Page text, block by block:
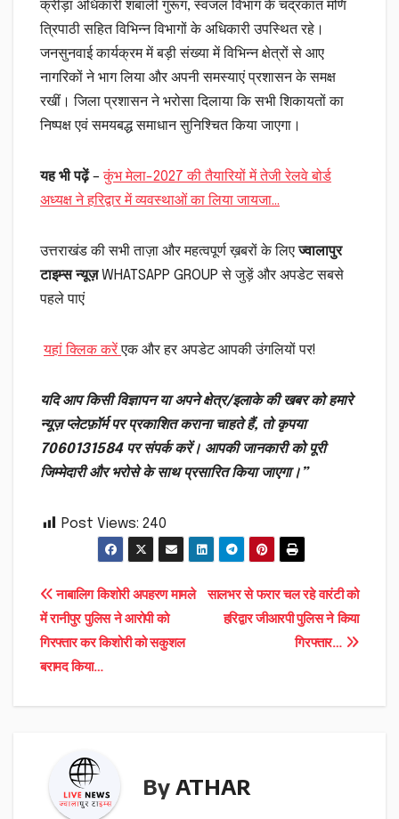
क्रीड़ा अधिकारी शबाली गुरूंग, स्वजल विभाग के चंद्रकांत मणि
त्रिपाठी सहित विभिन्न विभागों के अधिकारी उपस्थित रहे।
जनसुनवाई कार्यक्रम में बड़ी संख्या में विभिन्न क्षेत्रों से आए
नागरिकों ने भाग लिया और अपनी समस्याएं प्रशासन के समक्ष
रखीं। जिला प्रशासन ने भरोसा दिलाया कि सभी शिकायतों का
निष्पक्ष एवं समयबद्ध समाधान सुनिश्चित किया जाएगा।
यह भी पढ़ें–कुंभ मेला-2027 की तैयारियों में तेजी रेलवे बोर्ड
अध्यक्ष ने हरिद्वार में व्यवस्थाओं का लिया जायजा…
उत्तराखंड की सभी ताज़ा और महत्वपूर्ण ख़बरों के लिएज्वालापुर
टाइम्स न्यूज़WHATSAPP GROUP से जुड़ें और अपडेट सबसे
पहले पाएं
यहां क्लिक करेंएक और हर अपडेट आपकी उंगलियों पर!
यदि आप किसी विज्ञापन या अपने क्षेत्र/इलाके की खबर को हमारे
न्यूज़ प्लेटफ़ॉर्म पर प्रकाशित कराना चाहते हैं, तो कृपया
7060131584 पर संपर्क करें। आपकी जानकारी को पूरी
जिम्मेदारी और भरोसे के साथ प्रसारित किया जाएगा।”
Post Views: 240
Post
navigation
सालभर से फरार चल रहे वारंटी को
हरिद्वार जीआरपी पुलिस ने किया
गिरफ्तार…
नाबालिग किशोरी अपहरण मामले
में रानीपुर पुलिस ने आरोपी को
गिरफ्तार कर किशोरी को सकुशल
बरामद किया…
By ATHAR